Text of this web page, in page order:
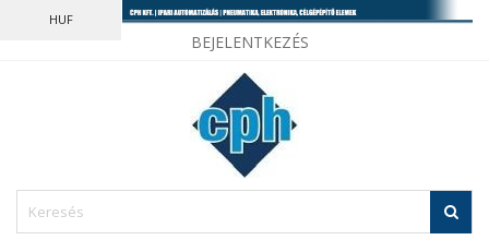
BEJELENTKEZÉS
HUF